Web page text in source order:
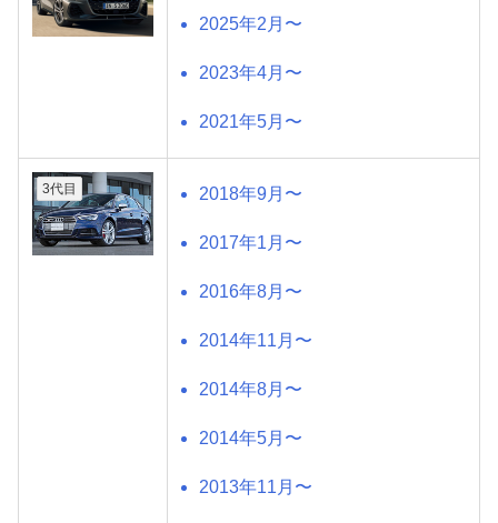
2025年2月〜
2023年4月〜
2021年5月〜
3代目 2018年9月〜
2017年1月〜
2016年8月〜
2014年11月〜
2014年8月〜
2014年5月〜
2013年11月〜